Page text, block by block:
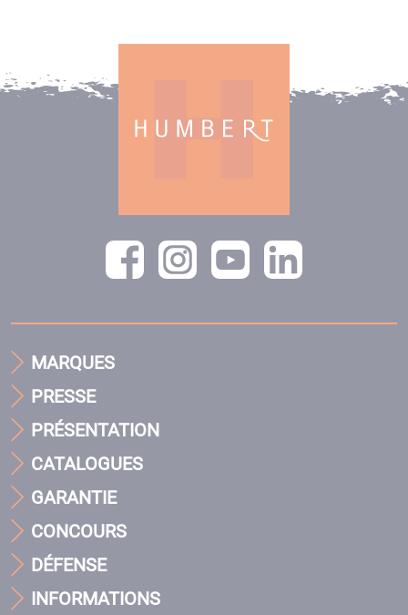
MARQUES
PRESSE
PRÉSENTATION
CATALOGUES
GARANTIE
CONCOURS
DÉFENSE
INFORMATIONS